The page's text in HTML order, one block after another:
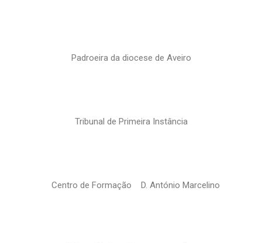
Padroeira da diocese de Aveiro
Tribunal de Primeira Instância
Centro de Formação D. António Marcelino